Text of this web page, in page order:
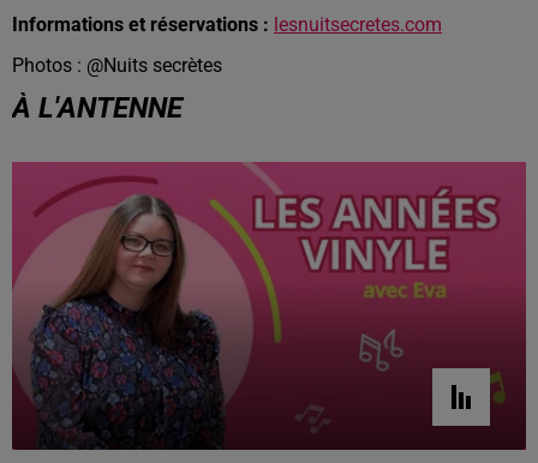
Informations et réservations : lesnuitsecretes.com
Photos : @Nuits secrètes
À L'ANTENNE